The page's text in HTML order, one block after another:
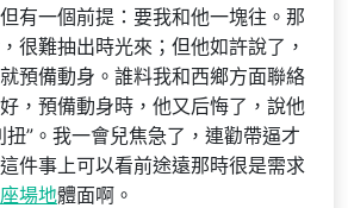
有一個前提：要我和他一塊往。那
很難抽出時光來；但他如許說了，
預備動身。誰料我和西鄉方面聯絡
，預備動身時，他又后悔了，說他
扭”。我一會兒焦急了，連勸帶逼才
件事上可以看前途遠那時很是需求
場地體面啊。